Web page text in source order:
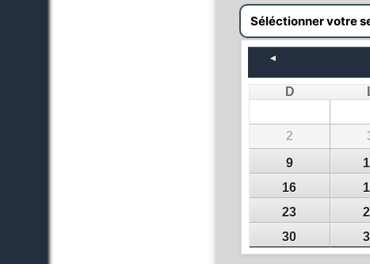
D
2
9
16
23
30